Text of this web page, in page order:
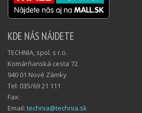
KDE NÁS NÁJDETE
TECHNIA, spol. s r.o.
Komárňanská cesta 72
940 01 Nové Zámky
Tel: 035/69 21 111
Fax:
Email: technia@technia.sk